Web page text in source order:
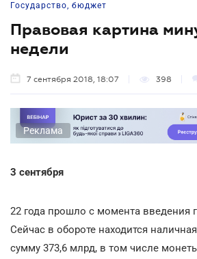
Государство, бюджет
Правовая картина
недели
7 сентября 2018, 18:07 398
Реклама
3 сентября
22 года прошло с момента введения
Сейчас в обороте находится
сумму 373,6 млрд, в том числе